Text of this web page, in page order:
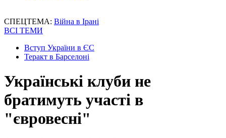
СПЕЦТЕМА: Війна в Ірані
ВСІ ТЕМИ
Вступ України в ЄС
Теракт в Барселоні
Українські клуби не
братимуть участі в
"євровесні"